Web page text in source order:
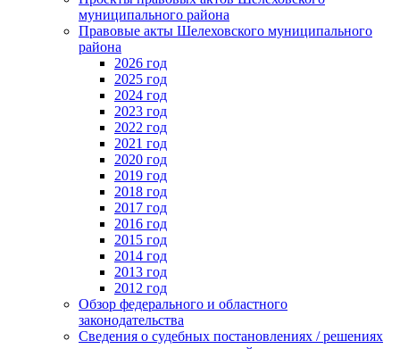
муниципального района
Правовые акты Шелеховского муниципального
района
2026 год
2025 год
2024 год
2023 год
2022 год
2021 год
2020 год
2019 год
2018 год
2017 год
2016 год
2015 год
2014 год
2013 год
2012 год
Обзор федерального и областного
законодательства
Сведения о судебных постановлениях / решениях